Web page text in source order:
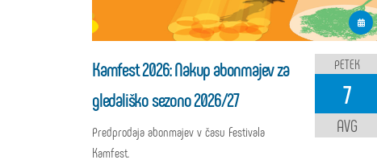
PETEK
7
AVG
Kamfest 2026: Nakup abonmajev za
gledališko sezono 2026/27
Predprodaja abonmajev v času Festivala
Kamfest.